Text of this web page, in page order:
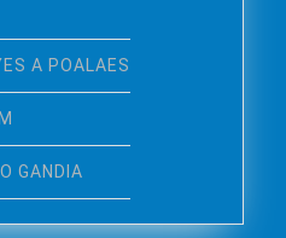
A POALAES
GANDIA